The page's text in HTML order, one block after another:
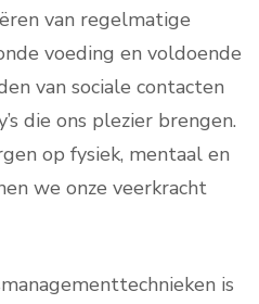
van regelmatige
voeding en voldoende
van sociale contacten
die ons plezier brengen.
op fysiek, mentaal en
we onze veerkracht
is